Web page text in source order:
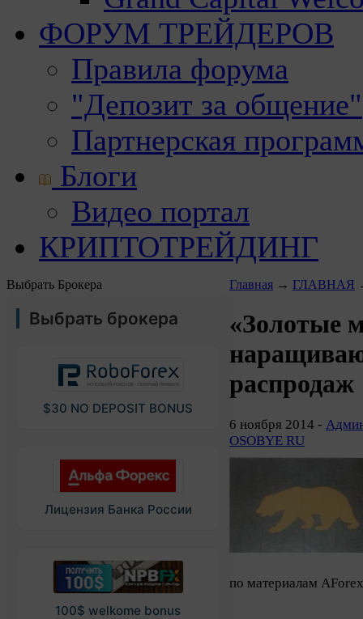
ФОРУМ ТРЕЙДЕРОВ
Правила форума
"Депозит за общение"
Партнерская
Блоги
Видео портал
КРИПТОТРЕЙДИНГ
Выбрать Брокера
Выбрать брокера
$30 NO DEPOSIT BONUS
Лицензия Банка России
100$ welkome bonus
Главная → ГЛАВНАЯ
«Золотые
распродаж
6 ноября 2014 -
OSOBYE RU
по материалам